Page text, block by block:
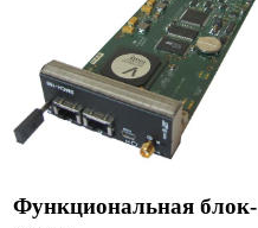
Функциональная блок-